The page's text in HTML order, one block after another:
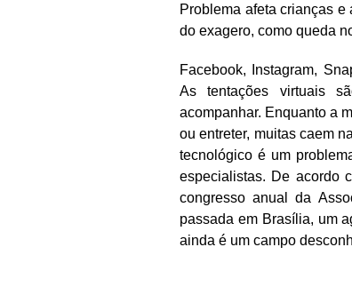
Problema afeta crianças
do exagero, como queda
Facebook, Instagram,
As tentações virtuais
acompanhar. Enquanto a
ou entreter, muitas caem
tecnológico é um
especialistas. De acordo
congresso anual da
passada em Brasília, um
ainda é um campo